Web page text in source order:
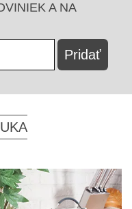
A NA